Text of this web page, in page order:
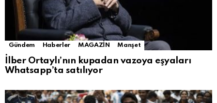
Gündem Haberler MAGAZİN Manşet
İlber Ortaylı’nın kupadan vazoya eşyaları
Whatsapp’ta satılıyor